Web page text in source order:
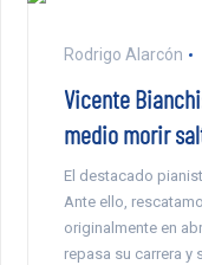
Rodrigo Alarcón
Vicente
medio morir
El destacado
Ante ello,
originalmente en
repasa su carrera y